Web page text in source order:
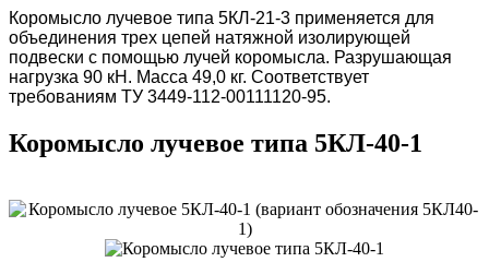
Коромысло лучевое типа 5КЛ-21-3 применяется для
объединения трех цепей натяжной изолирующей
подвески с помощью лучей коромысла. Разрушающая
нагрузка 90 кН. Масса 49,0 кг. Соответствует
требованиям ТУ 3449-112-00111120-95.
Коромысло лучевое типа 5КЛ-40-1